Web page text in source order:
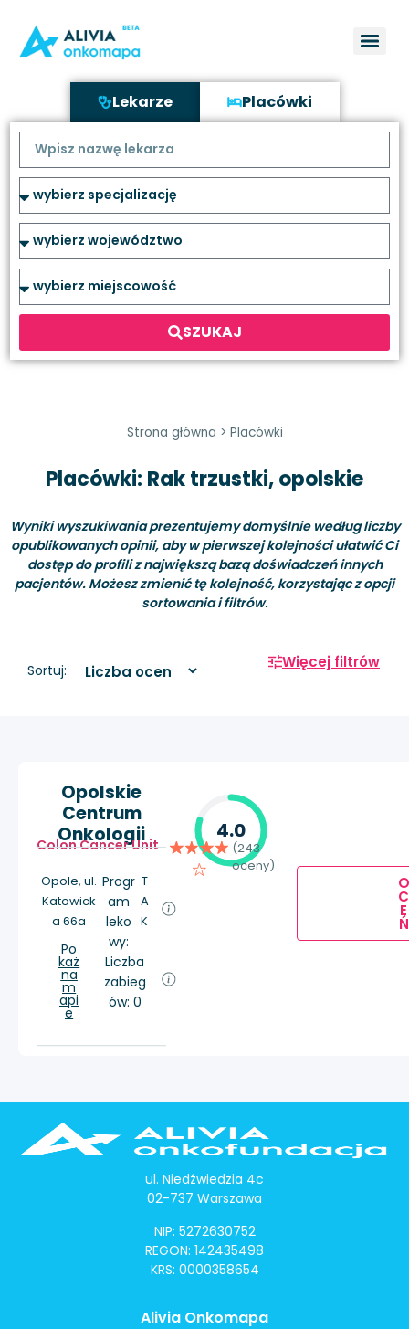
Lekarze Placówki
SZUKAJ
Strona główna > Placówki
Placówki: Rak trzustki, opolskie
Wyniki wyszukiwania prezentujemy domyślnie według liczby
opublikowanych opinii, aby w pierwszej kolejności ułatwić Ci
dostęp do profili z największą bazą doświadczeń innych
pacjentów. Możesz zmienić tę kolejność, korzystając z opcji
sortowania i filtrów.
Sortuj: Więcej filtrów
Opolskie
Centrum
Onkologii
Colon Cancer Unit
Opole, ul.
Katowick
a 66a
Po
każ
na
m
api
e
Progr
am
leko
wy:
T
A
K
Liczba
zabieg
ów: 0
4.0
(243
oceny)
O
C
E
Ń
ul. Niedźwiedzia 4c
02-737 Warszawa
NIP: 5272630752
REGON: 142435498
KRS: 0000358654
Alivia Onkomapa